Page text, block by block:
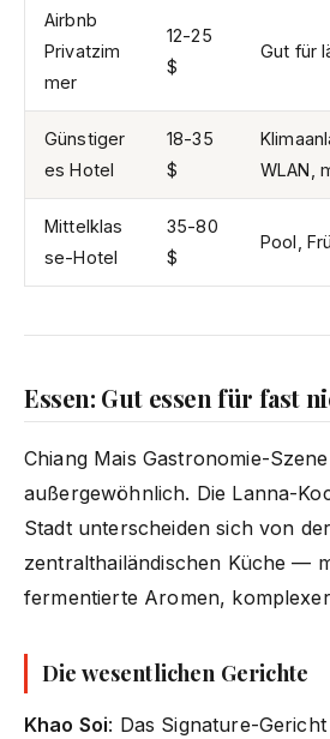
Airbnb
Privatzim
mer
12-25
$
Gut für
Günstiger
es Hotel
18-35
$
WLAN,
Mittelklas
se-Hotel
35-80
$
Pool,
Essen: Gut essen für fast
Chiang Mais Gastronomie-
außergewöhnlich. Die Lanna-
Stadt unterscheiden sich von der
zentralthailändischen Küche —
fermentierte Aromen,
Die wesentlichen Gerichte
Khao Soi: Das Signature-